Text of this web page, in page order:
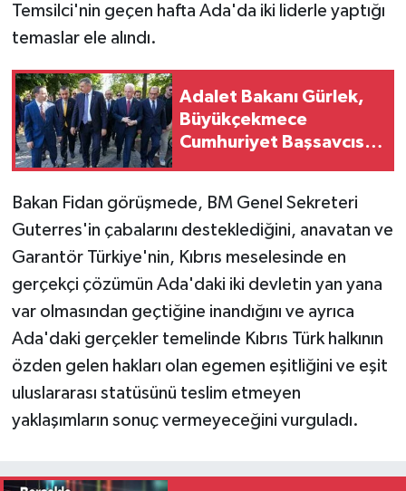
Temsilci'nin geçen hafta Ada'da iki liderle yaptığı
temaslar ele alındı.
Adalet Bakanı Gürlek,
Büyükçekmece
Cumhuriyet Başsavcısı
Bakan Fidan görüşmede, BM Genel Sekreteri
Guterres'in çabalarını desteklediğini, anavatan ve
Garantör Türkiye'nin, Kıbrıs meselesinde en
gerçekçi çözümün Ada'daki iki devletin yan yana
var olmasından geçtiğine inandığını ve ayrıca
Ada'daki gerçekler temelinde Kıbrıs Türk halkının
özden gelen hakları olan egemen eşitliğini ve eşit
uluslararası statüsünü teslim etmeyen
yaklaşımların sonuç vermeyeceğini vurguladı.